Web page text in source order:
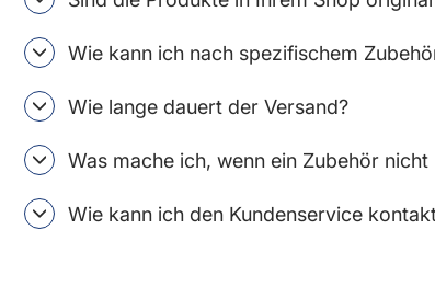
Wie kann ich nach spezifischem
Wie lange dauert der Versand?
Was mache ich, wenn ein Zubehör
Wie kann ich den Kundenservice